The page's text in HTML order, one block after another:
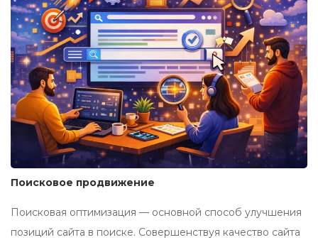
Поисковое продвижение
Поисковая оптимизация — основной способ улучшения
позиций сайта в поиске. Совершенствуя качество сайта